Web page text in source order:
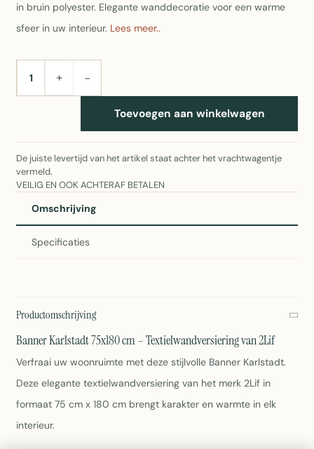
in bruin polyester. Elegante wanddecoratie voor een warme
sfeer in uw interieur. Lees meer..
AANTAL+ −
Toevoegen aan winkelwagen
De juiste levertijd van het artikel staat achter het vrachtwagentje
vermeld.
VEILIG EN OOK ACHTERAF BETALEN
Omschrijving
Specificaties
Productomschrijving
Banner Karlstadt 75x180 cm – Textielwandversiering van 2Lif
Verfraai uw woonruimte met deze stijlvolle Banner Karlstadt.
Deze elegante textielwandversiering van het merk 2Lif in
formaat 75 cm x 180 cm brengt karakter en warmte in elk
interieur.